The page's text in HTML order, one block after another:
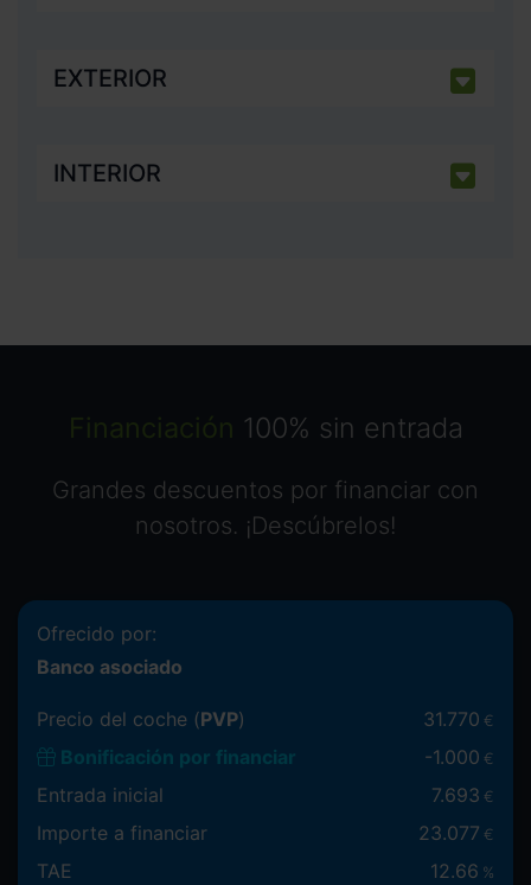
EXTERIOR
INTERIOR
Financiación 100% sin entrada
Grandes descuentos por financiar con
nosotros. ¡Descúbrelos!
Ofrecido por:
Banco asociado
Precio del coche (PVP) 31.770 €
Bonificación por financiar -1.000 €
Entrada inicial 7.693 €
Importe a financiar 23.077 €
TAE 12.66 %